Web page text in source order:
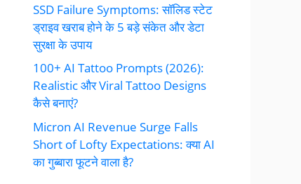
SSD Failure Symptoms: सॉलिड स्टेट
ड्राइव खराब होने के 5 बड़े संकेत और डेटा
सुरक्षा के उपाय
100+ AI Tattoo Prompts (2026):
Realistic और Viral Tattoo Designs
कैसे बनाएं?
Micron AI Revenue Surge Falls
Short of Lofty Expectations: क्या AI
का गुब्बारा फूटने वाला है?